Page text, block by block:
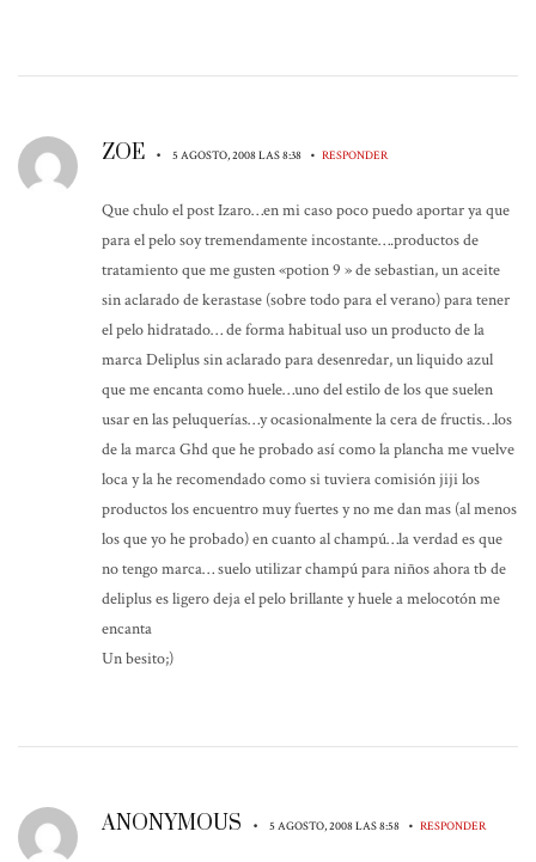
ZOE • 5 AGOSTO, 2008 LAS 8:38 • RESPONDER
Que chulo el post Izaro…en mi caso poco puedo aportar ya que
para el pelo soy tremendamente incostante….productos de
tratamiento que me gusten «potion 9 » de sebastian, un aceite
sin aclarado de kerastase (sobre todo para el verano) para tener
el pelo hidratado… de forma habitual uso un producto de la
marca Deliplus sin aclarado para desenredar, un liquido azul
que me encanta como huele…uno del estilo de los que suelen
usar en las peluquerías…y ocasionalmente la cera de fructis…los
de la marca Ghd que he probado así como la plancha me vuelve
loca y la he recomendado como si tuviera comisión jiji los
productos los encuentro muy fuertes y no me dan mas (al menos
los que yo he probado) en cuanto al champú…la verdad es que
no tengo marca… suelo utilizar champú para niños ahora tb de
deliplus es ligero deja el pelo brillante y huele a melocotón me
encanta
Un besito;)
ANONYMOUS • 5 AGOSTO, 2008 LAS 8:58 • RESPONDER